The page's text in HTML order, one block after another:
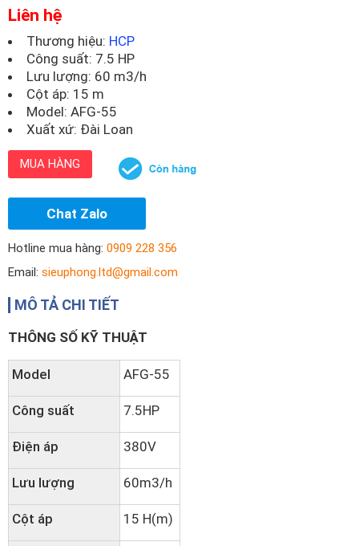
Liên hệ
Thương hiệu: HCP
Công suất: 7.5 HP
Lưu lượng: 60 m3/h
Cột áp: 15 m
Model: AFG-55
Xuất xứ: Đài Loan
MUA HÀNG
Chat Zalo
Hotline mua hàng: 0909 228 356
Email: sieuphong.ltd@gmail.com
MÔ TẢ CHI TIẾT
THÔNG SỐ KỸ THUẬT
Model AFG-55
Công suất 7.5HP
Điện áp 380V
Lưu lượng 60m3/h
Cột áp 15 H(m)